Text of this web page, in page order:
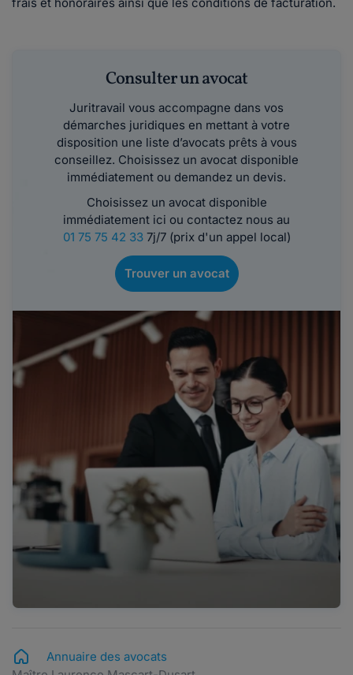
Consulter un avocat
Juritravail vous accompagne dans vos
démarches juridiques en mettant à votre
disposition une liste d’avocats prêts à vous
conseillez. Choisissez un avocat disponible
immédiatement ou demandez un devis.
Choisissez un avocat disponible
immédiatement ici ou contactez nous au
01 75 75 42 337j/7 (prix d'un appel local)
Trouver un avocat
Annuaire des avocats